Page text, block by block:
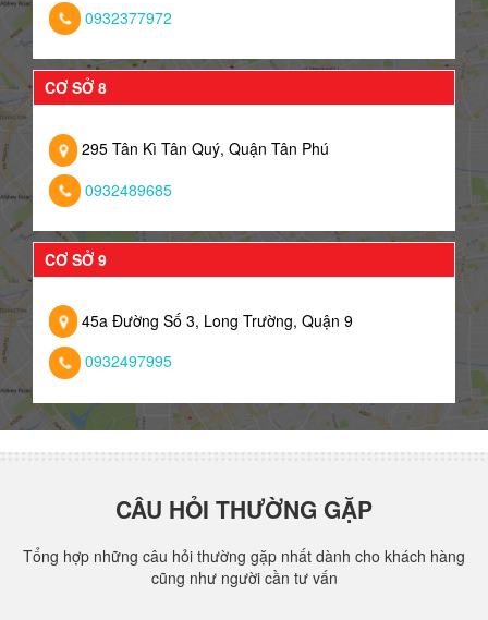
0932377972
CƠ SỞ 8
295 Tân Kì Tân Quý, Quận Tân Phú
0932489685
CƠ SỞ 9
45a Đường Số 3, Long Trường, Quận 9
0932497995
CÂU HỎI THƯỜNG GẶP
Tổng hợp những câu hỏi thường gặp nhất dành cho khách hàng
cũng như người cần tư vấn